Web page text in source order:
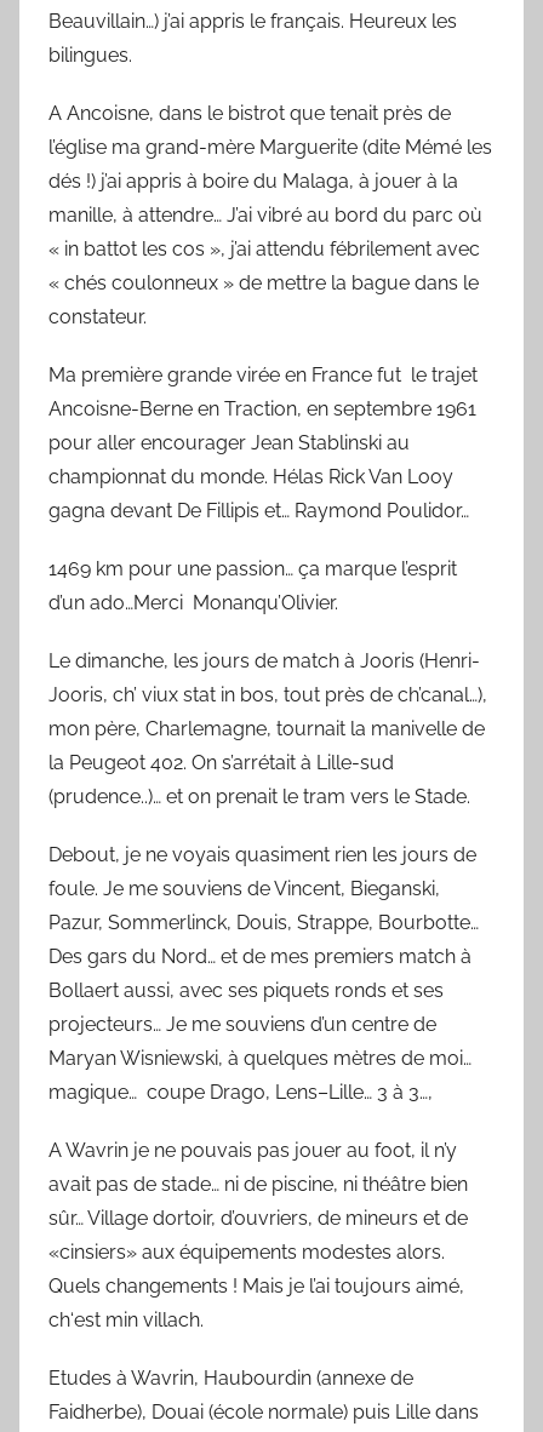
Beauvillain…) j’ai appris le français. Heureux les
bilingues.
A Ancoisne, dans le bistrot que tenait près de
l’église ma grand-mère Marguerite (dite Mémé les
dés !) j’ai appris à boire du Malaga, à jouer à la
manille, à attendre… J’ai vibré au bord du parc où
« in battot les cos », j’ai attendu fébrilement avec
« chés coulonneux » de mettre la bague dans le
constateur.
Ma première grande virée en France fut le trajet
Ancoisne-Berne en Traction, en septembre 1961
pour aller encourager Jean Stablinski au
championnat du monde. Hélas Rick Van Looy
gagna devant De Fillipis et… Raymond Poulidor…
1469 km pour une passion… ça marque l’esprit
d’un ado…Merci Monanqu’Olivier.
Le dimanche, les jours de match à Jooris (Henri-
Jooris, ch’ viux stat in bos, tout près de ch’canal…),
mon père, Charlemagne, tournait la manivelle de
la Peugeot 402. On s’arrétait à Lille-sud
(prudence..)… et on prenait le tram vers le Stade.
Debout, je ne voyais quasiment rien les jours de
foule. Je me souviens de Vincent, Bieganski,
Pazur, Sommerlinck, Douis, Strappe, Bourbotte…
Des gars du Nord… et de mes premiers match à
Bollaert aussi, avec ses piquets ronds et ses
projecteurs… Je me souviens d’un centre de
Maryan Wisniewski, à quelques mètres de moi…
magique… coupe Drago, Lens–Lille… 3 à 3…,
A Wavrin je ne pouvais pas jouer au foot, il n’y
avait pas de stade… ni de piscine, ni théâtre bien
sûr… Village dortoir, d’ouvriers, de mineurs et de
«cinsiers» aux équipements modestes alors.
Quels changements ! Mais je l’ai toujours aimé,
ch‘est min villach.
Etudes à Wavrin, Haubourdin (annexe de
Faidherbe), Douai (école normale) puis Lille dans